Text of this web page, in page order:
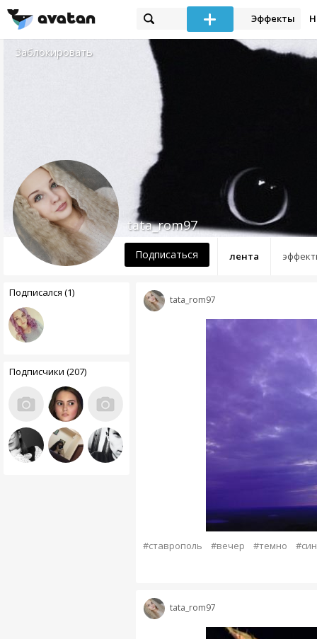
Эффекты
Заблокировать
лента
tata_rom97
Подписаться
Подписался (1)
Подписчики (207)
tata_rom97
#ставрополь #вечер #темно
tata_rom97